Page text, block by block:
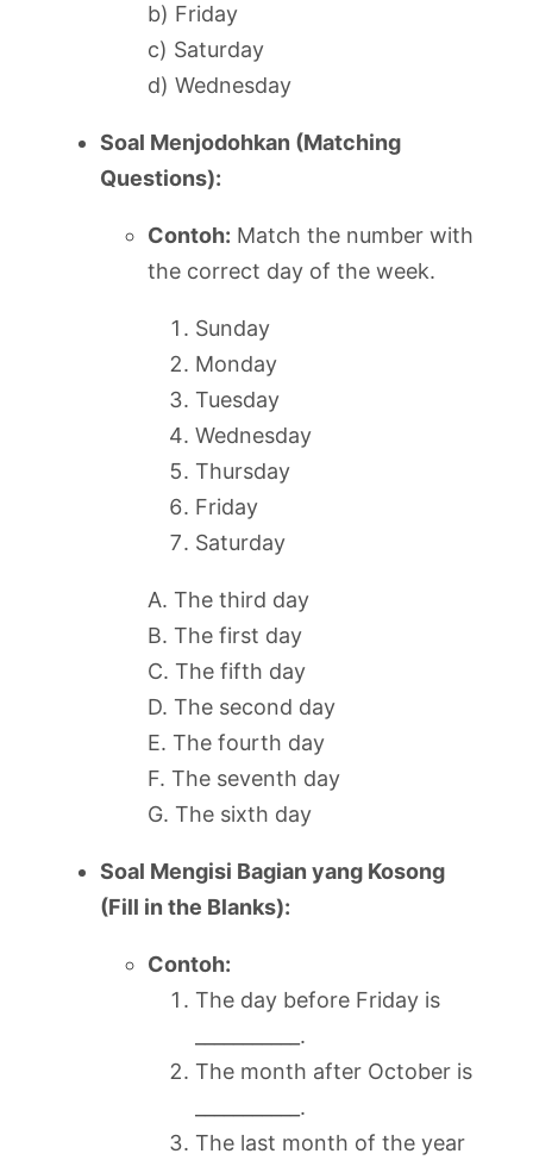
b) Friday
c) Saturday
d) Wednesday
Soal Menjodohkan (Matching
Questions):
Contoh: Match the number with
the correct day of the week.
Sunday
Monday
Tuesday
Wednesday
Thursday
Friday
Saturday
A. The third day
B. The first day
C. The fifth day
D. The second day
E. The fourth day
F. The seventh day
G. The sixth day
Soal Mengisi Bagian yang Kosong
(Fill in the Blanks):
Contoh:
The day before Friday is
___________.
The month after October is
___________.
The last month of the year